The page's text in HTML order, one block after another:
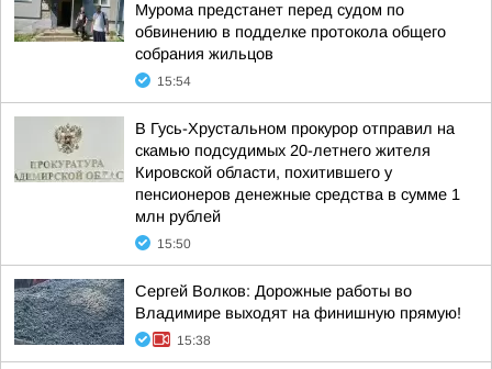
Мурома предстанет перед судом по
обвинению в подделке протокола общего
собрания жильцов
15:54
В Гусь-Хрустальном прокурор отправил на
скамью подсудимых 20-летнего жителя
Кировской области, похитившего у
пенсионеров денежные средства в сумме 1
млн рублей
15:50
Сергей Волков: Дорожные работы во
Владимире выходят на финишную прямую!
15:38